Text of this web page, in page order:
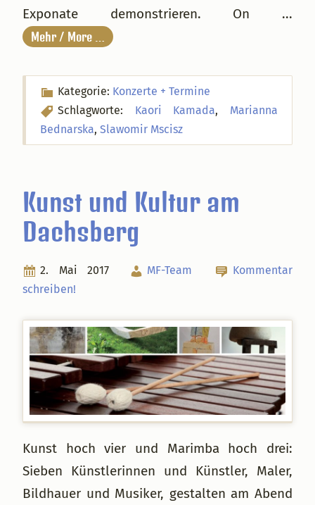
Exponate demonstrieren. On ...
Mehr / More …
Kategorie: Konzerte + Termine
Schlagworte: Kaori Kamada, Marianna
Bednarska,Slawomir Mscisz
Kunst und Kultur am
Dachsberg
2. Mai 2017 MF-Team
Kommentar
schreiben!
Kunst hoch vier und Marimba hoch drei:
Sieben Künstlerinnen und Künstler, Maler,
Bildhauer und Musiker, gestalten am Abend